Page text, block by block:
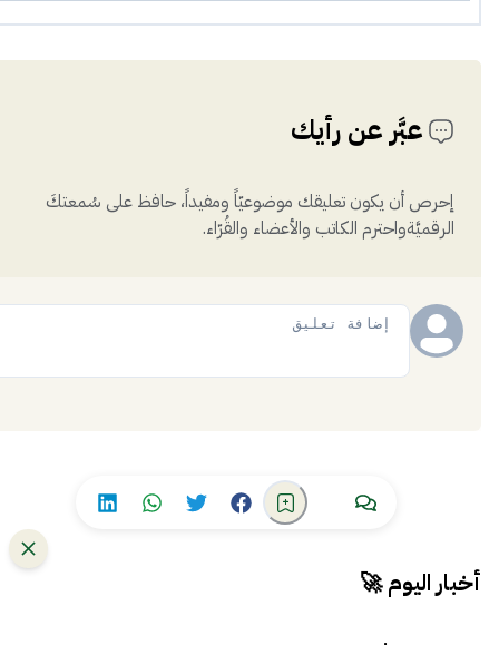
عبَّر عن رأيك
إحرص أن يكون تعليقك موضوعيّاً ومفيداً، حافظ على سُمعتكَ
الرقميَّةواحترم الكاتب والأعضاء والقُرّاء.
أخبار اليوم 🚀